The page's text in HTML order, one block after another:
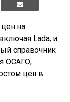
на
Lada, и
справочник
ОСАГО,
цен в